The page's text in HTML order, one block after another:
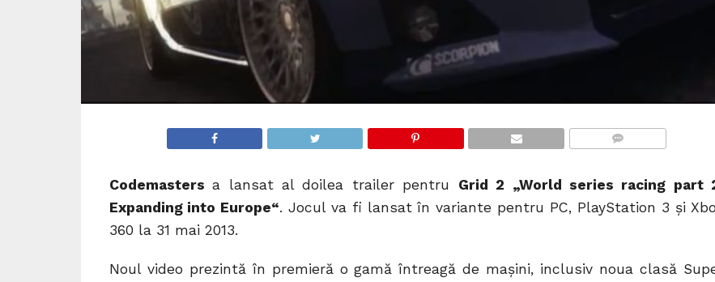
Codemastersa lansat al doilea trailer pentru Grid 2 „World series racing part
Expanding into Europe“. Jocul va fi lansat în variante pentru PC, PlayStation 3 și
360 la 31 mai 2013.
Noul video prezintă în premieră o gamă întreagă de mașini, inclusiv noua clasă